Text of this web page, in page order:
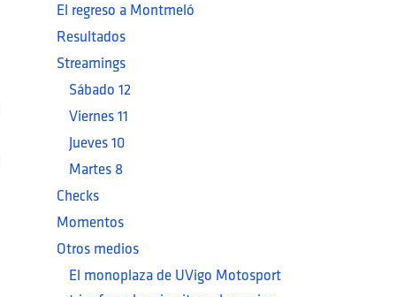
El regreso a Montmeló
Resultados
Streamings
Sábado 12
Viernes 11
Jueves 10
Martes 8
Checks
Momentos
Otros medios
El monoplaza de UVigo Motosport